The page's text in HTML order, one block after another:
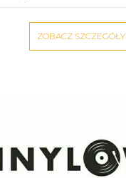
ZOBACZ SZCZEGÓŁY